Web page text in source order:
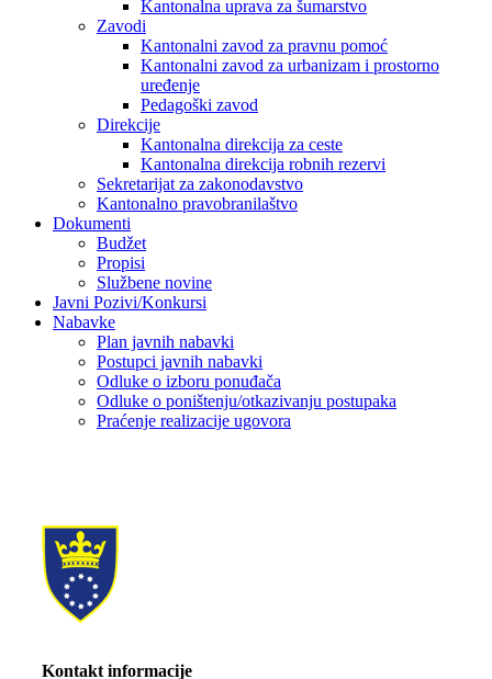
Kantonalna uprava za šumarstvo
Zavodi
Kantonalni zavod za pravnu pomoć
Kantonalni zavod za urbanizam i prostorno
uređenje
Pedagoški zavod
Direkcije
Kantonalna direkcija za ceste
Kantonalna direkcija robnih rezervi
Sekretarijat za zakonodavstvo
Kantonalno pravobranilaštvo
Dokumenti
Budžet
Propisi
Službene novine
Javni Pozivi/Konkursi
Nabavke
Plan javnih nabavki
Postupci javnih nabavki
Odluke o izboru ponuđača
Odluke o poništenju/otkazivanju postupaka
Praćenje realizacije ugovora
Kontakt informacije